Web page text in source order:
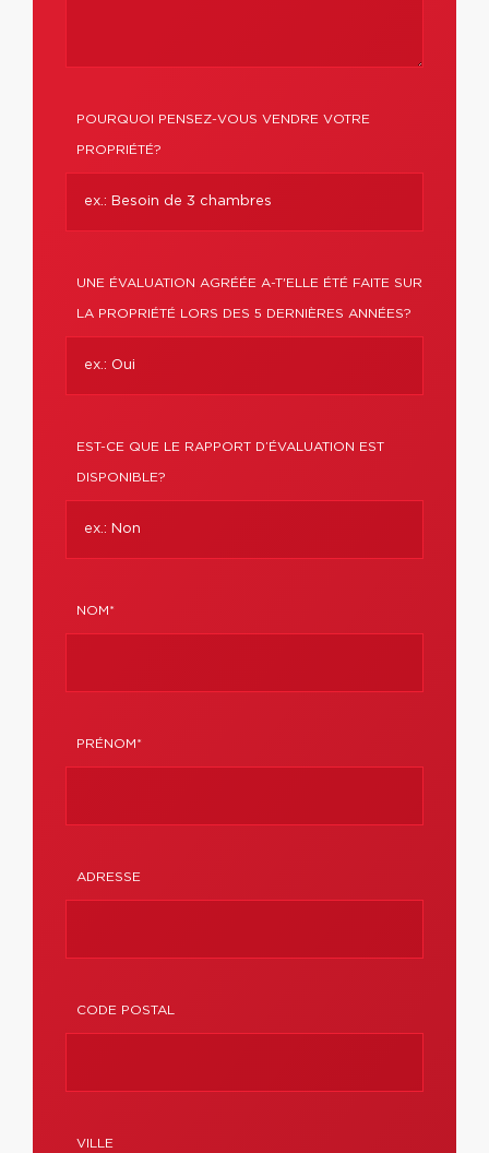
POURQUOI PENSEZ-VOUS VENDRE VOTRE
PROPRIÉTÉ?
UNE ÉVALUATION AGRÉÉE A-T'ELLE ÉTÉ FAITE SUR
LA PROPRIÉTÉ LORS DES 5 DERNIÈRES ANNÉES?
EST-CE QUE LE RAPPORT D’ÉVALUATION EST
DISPONIBLE?
NOM*
PRÉNOM*
ADRESSE
CODE POSTAL
VILLE